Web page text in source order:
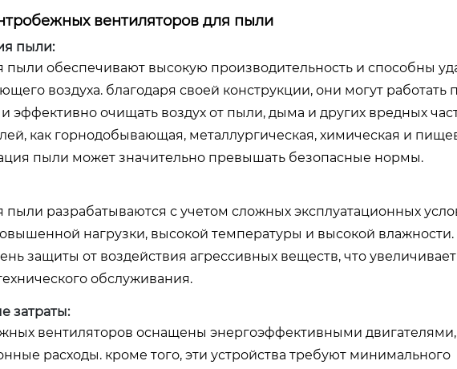
вентиляторов для пыли
пыли:
обеспечивают высокую производительность и способны
воздуха. благодаря своей конструкции, они могут работать
эффективно очищать воздух от пыли, дыма и других вредных
как горнодобывающая, металлургическая, химическая и
пыли может значительно превышать безопасные нормы.
разрабатываются с учетом сложных эксплуатационных
нагрузки, высокой температуры и высокой влажности.
защиты от воздействия агрессивных веществ, что
обслуживания.
затраты:
вентиляторов оснащены энергоэффективными двигателями,
расходы. кроме того, эти устройства требуют минимального